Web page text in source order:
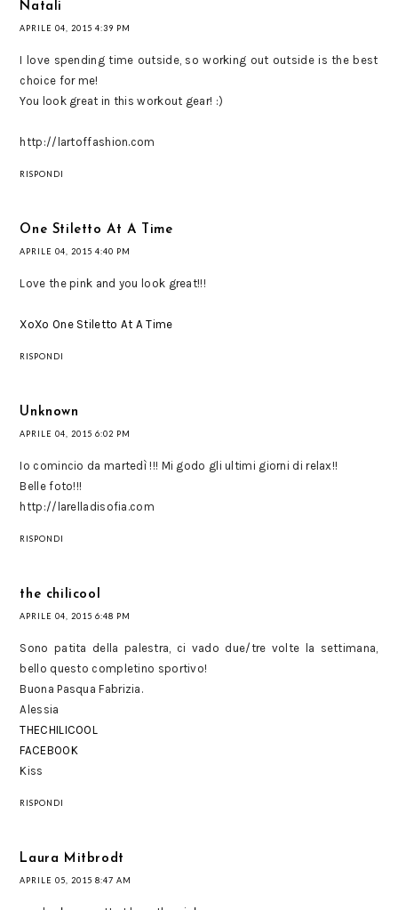
Natali
APRILE 04, 2015 4:39 PM
I love spending time outside, so working out outside is the best
choice for me!
You look great in this workout gear! :)
http://lartoffashion.com
RISPONDI
One Stiletto At A Time
APRILE 04, 2015 4:40 PM
Love the pink and you look great!!!
XoXo One Stiletto At A Time
RISPONDI
Unknown
APRILE 04, 2015 6:02 PM
Io comincio da martedì !!! Mi godo gli ultimi giorni di relax!!
Belle foto!!!
http://larelladisofia.com
RISPONDI
the chilicool
APRILE 04, 2015 6:48 PM
Sono patita della palestra, ci vado due/tre volte la settimana,
bello questo completino sportivo!
Buona Pasqua Fabrizia.
Alessia
THECHILICOOL
FACEBOOK
Kiss
RISPONDI
Laura Mitbrodt
APRILE 05, 2015 8:47 AM